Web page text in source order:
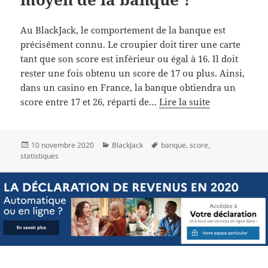
Au BlackJack, le comportement de la banque est
précisément connu. Le croupier doit tirer une carte
tant que son score est inférieur ou égal à 16. Il doit
rester une fois obtenu un score de 17 ou plus. Ainsi,
dans un casino en France, la banque obtiendra un
score entre 17 et 26, réparti de…Lire la suite
Publié
le
10 novembre 2020 Catégories
BlackJack
Mots-
banque,score,
statistiques